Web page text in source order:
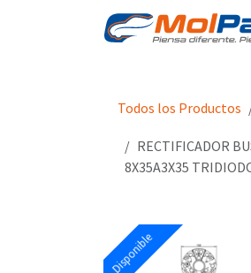
Todos los Productos
RECTIFICADOR
8X35A3X35
Disponible
Disponible